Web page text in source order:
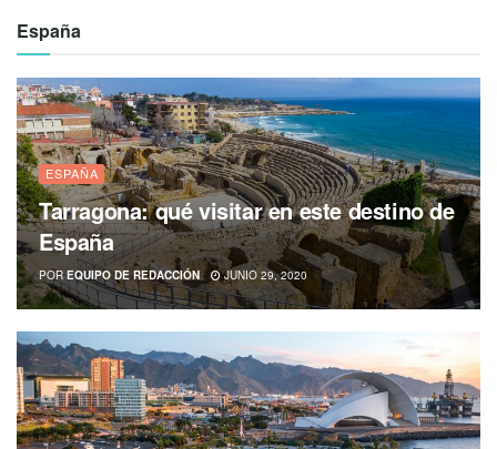
España
ESPAÑA
Tarragona: qué visitar en este destino de
España
POR EQUIPO DE REDACCIÓN JUNIO 29, 2020